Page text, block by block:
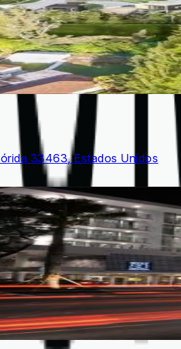
33463, Estados Unidos